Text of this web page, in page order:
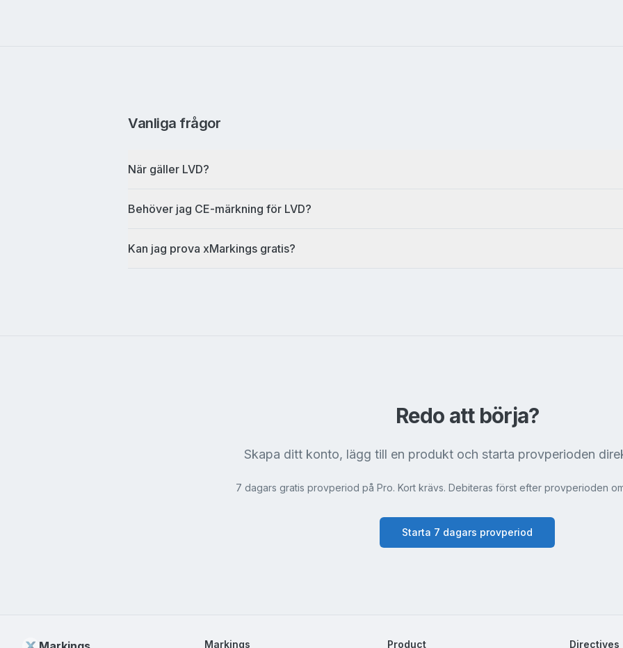
Vanliga frågor
När gäller LVD?
Behöver jag CE-märkning för LVD?
Kan jag prova xMarkings gratis?
Redo att börja?
Skapa ditt konto, lägg till en produkt och starta provperioden
7 dagars gratis provperiod på Pro. Kort krävs. Debiteras först efter provperioden
Starta 7 dagars provperiod
Markings Product Directives